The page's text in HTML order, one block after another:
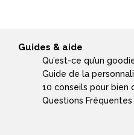
Guides & aide
Qu’est-ce qu’un
Guide de la
10 conseils pour bien
Questions Fréquentes